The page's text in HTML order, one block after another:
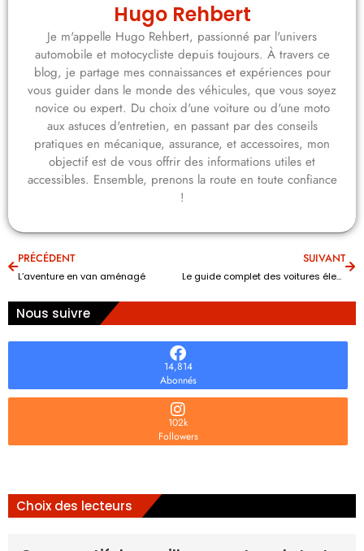
Hugo Rehbert
Je m'appelle Hugo Rehbert, passionné par l'univers
automobile et motocycliste depuis toujours. À travers ce
blog, je partage mes connaissances et expériences pour
vous guider dans le monde des véhicules, que vous soyez
novice ou expert. Du choix d'une voiture ou d'une moto
aux astuces d'entretien, en passant par des conseils
pratiques en mécanique, assurance, et accessoires, mon
objectif est de vous offrir des informations utiles et
accessibles. Ensemble, prenons la route en toute confiance
!
PRÉCÉDENT
L’aventure en van aménagé
SUIVANT
Le guide complet des voitures électriques
Nous suivre
14,814
Abonnés
102k
Followers
Choix des lecteurs